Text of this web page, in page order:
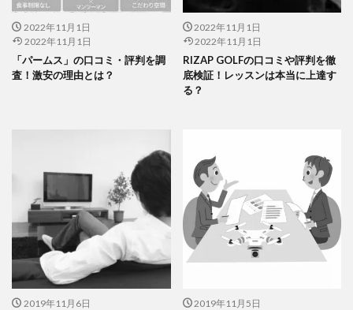
2022年11月1日
2022年11月1日
「パームス」の口コミ・評判を調
査！激安の理由とは？
2022年11月1日
2022年11月1日
RIZAP GOLFの口コミや評判を徹
底検証！レッスンは本当に上達す
る？
2019年11月6日
2019年11月5日